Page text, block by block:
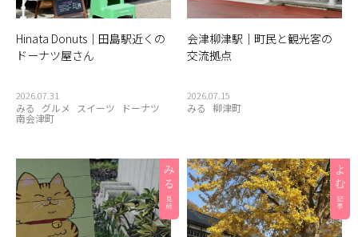
Hinata Donuts｜田島駅近くの
ドーナツ屋さん
2026.07.31
みる グルメ スイーツ ドーナツ
南会津町
会津柳津駅｜町民と観光客の
交流拠点
2026.07.15
みる 柳津町